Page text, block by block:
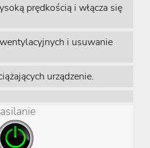
prędkością i włącza się
i usuwanie
urządzenie.